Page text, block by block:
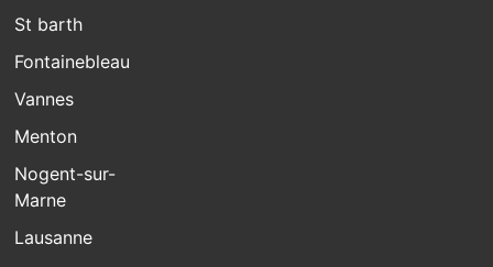
St barth
Fontainebleau
Vannes
Menton
Nogent-sur-
Marne
Lausanne